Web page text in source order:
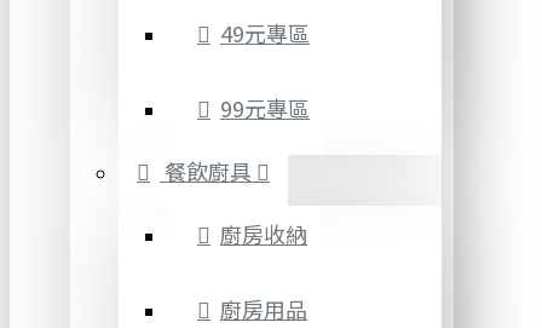
49元專區
99元專區
餐飲廚具
廚房收納
廚房用品